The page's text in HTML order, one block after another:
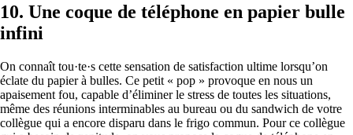
10. Une coque de téléphone en papier bulle
infini
On connaît tou·te·s cette sensation de satisfaction ultime lorsqu’on
éclate du papier à bulles. Ce petit « pop » provoque en nous un
apaisement fou, capable d’éliminer le stress de toutes les situations,
même des réunions interminables au bureau ou du sandwich de votre
collègue qui a encore disparu dans le frigo commun. Pour ce collègue